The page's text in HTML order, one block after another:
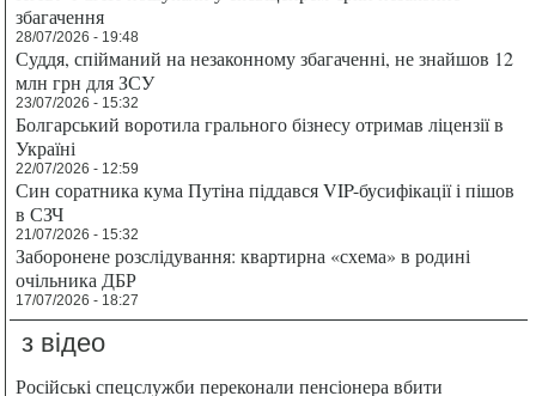
збагачення
28/07/2026 - 19:48
Суддя, спійманий на незаконному збагаченні, не знайшов 12
млн грн для ЗСУ
23/07/2026 - 15:32
Болгарський воротила грального бізнесу отримав ліцензії в
Україні
22/07/2026 - 12:59
Син соратника кума Путіна піддався VIP-бусифікації і пішов
в СЗЧ
21/07/2026 - 15:32
Заборонене розслідування: квартирна «схема» в родині
очільника ДБР
17/07/2026 - 18:27
з відео
Російські спецслужби переконали пенсіонера вбити